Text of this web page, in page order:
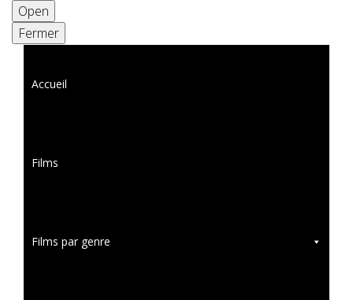
Open
Fermer
Accueil
Films
Films par genre